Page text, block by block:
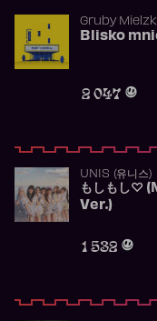
Gruby
Blisko
2 047
UNIS (유니스)
もしもし♡
Ver.)
1 532